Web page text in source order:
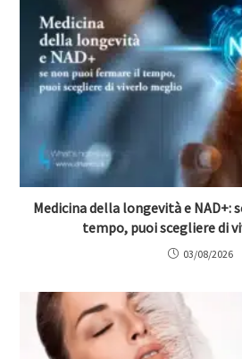
Medicina della longevità e NAD+:
tempo, puoi scegliere di
03/08/2026